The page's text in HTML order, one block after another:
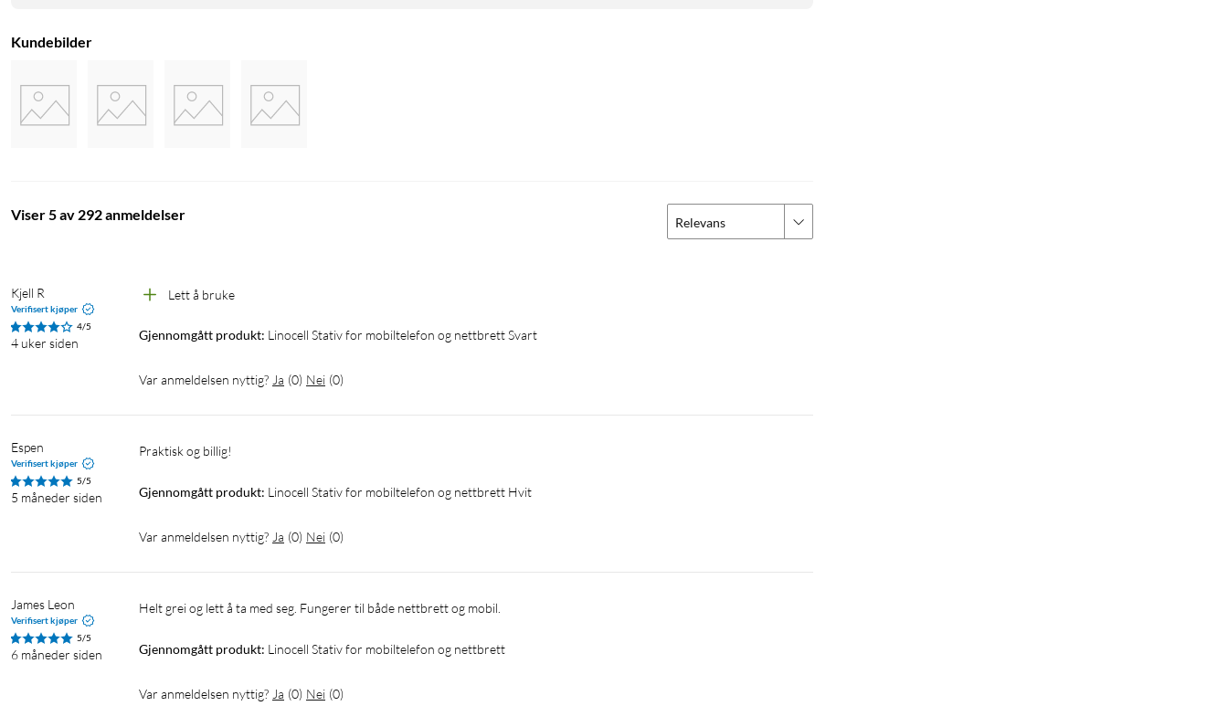
Kundebilder
Viser 5 av 292 anmeldelser Relevans
Kjell R
Verifisert kjøper
4/5
4 uker siden
Lett å bruke
Gjennomgått produkt: Linocell Stativ for mobiltelefon og nettbrett Svart
Var anmeldelsen nyttig? Ja (0) Nei (0)
Espen
Verifisert kjøper
5/5
5 måneder siden
Praktisk og billig!
Gjennomgått produkt: Linocell Stativ for mobiltelefon og nettbrett Hvit
Var anmeldelsen nyttig? Ja (0) Nei (0)
James Leon
Verifisert kjøper
5/5
6 måneder siden
Helt grei og lett å ta med seg. Fungerer til både nettbrett og mobil.
Gjennomgått produkt: Linocell Stativ for mobiltelefon og nettbrett
Var anmeldelsen nyttig? Ja (0) Nei (0)